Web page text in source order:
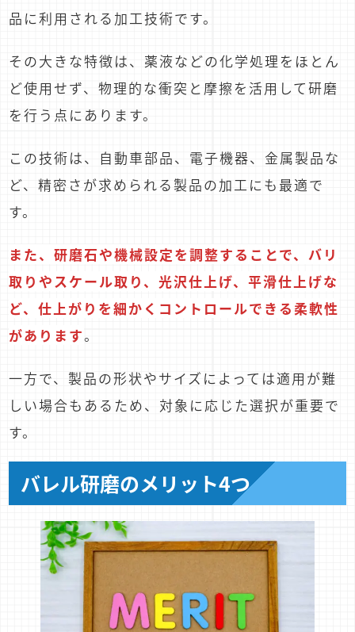
品に利用される加工技術です。
その大きな特徴は、薬液などの化学処理をほとん
ど使用せず、物理的な衝突と摩擦を活用して研磨
を行う点にあります。
この技術は、自動車部品、電子機器、金属製品な
ど、精密さが求められる製品の加工にも最適で
す。
また、研磨石や機械設定を調整することで、バリ
取りやスケール取り、光沢仕上げ、平滑仕上げな
ど、仕上がりを細かくコントロールできる柔軟性
があります。
一方で、製品の形状やサイズによっては適用が難
しい場合もあるため、対象に応じた選択が重要で
す。
バレル研磨のメリット4つ